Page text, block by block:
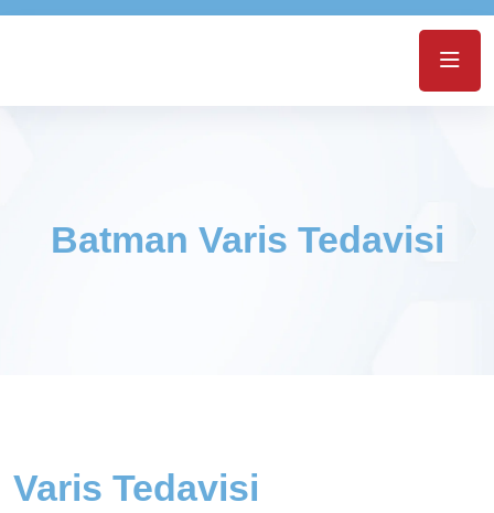
Batman Varis Tedavisi
Varis Tedavisi